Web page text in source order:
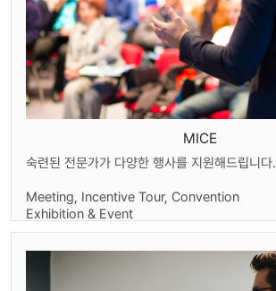
MICE
숙련된 전문가가 다양한 행사를 지원해드립니다.
Meeting, Incentive Tour, Convention
Exhibition & Event